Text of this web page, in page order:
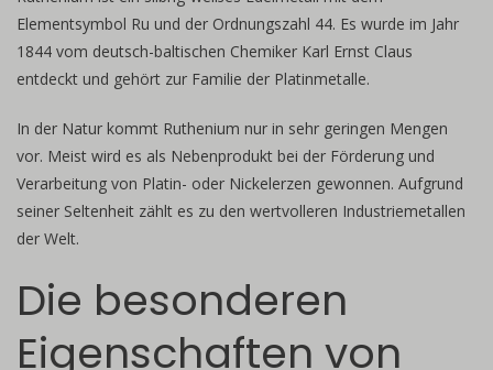
Elementsymbol Ru und der Ordnungszahl 44. Es wurde im Jahr
1844 vom deutsch-baltischen Chemiker Karl Ernst Claus
entdeckt und gehört zur Familie der Platinmetalle.
In der Natur kommt Ruthenium nur in sehr geringen Mengen
vor. Meist wird es als Nebenprodukt bei der Förderung und
Verarbeitung von Platin- oder Nickelerzen gewonnen. Aufgrund
seiner Seltenheit zählt es zu den wertvolleren Industriemetallen
der Welt.
Die besonderen
Eigenschaften von